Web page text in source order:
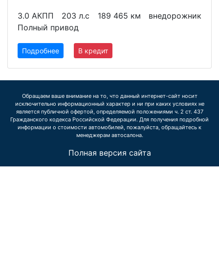
3.0 АКПП 203 л.с 189 465 км
внедорожник
Полный привод
Подробнее В кредит
Обращаем ваше внимание на то, что данный интернет-сайт носит
исключительно информационный характер и ни при каких условиях не
является публичной офертой, определяемой положениями ч. 2 ст. 437
Гражданского кодекса Российской Федерации. Для получения подробной
информации о стоимости автомобилей, пожалуйста, обращайтесь к
менеджерам автосалона.
Полная версия сайта